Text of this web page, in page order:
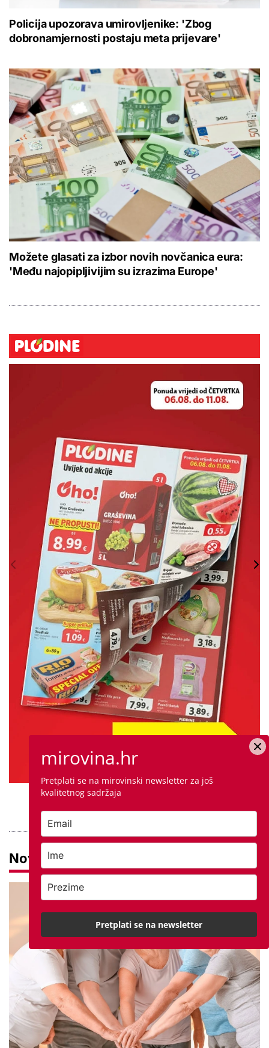
Policija upozorava umirovljenike: 'Zbog
dobronamjernosti postaju meta prijevare'
Možete glasati za izbor novih novčanica eura:
'Među najopipljivijim su izrazima Europe'
PROVJERITE PONUDU
Novosti
mirovina.hr
Pretplati se na mirovinski newsletter za još
kvalitetnog sadržaja
Pretplati se na newsletter